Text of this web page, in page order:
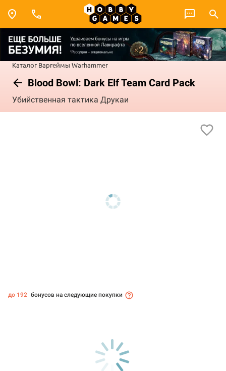
Каталог Варгеймы Warhammer
Blood Bowl: Dark Elf Team Card Pack
Убийственная тактика Друкаи
до 192 бонусов на следующие покупки